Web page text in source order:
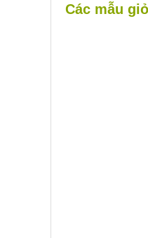
Các mẫu